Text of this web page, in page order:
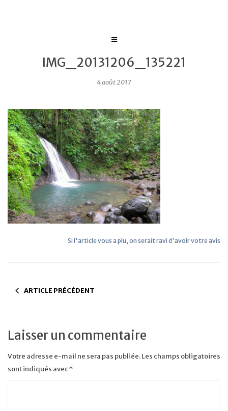
IMG_20131206_135221
4 août 2017
Si l'article vous a plu, on serait ravi d'avoir votre avis
ARTICLE PRÉCÉDENT
Laisser un commentaire
Votre adresse e-mail ne sera pas publiée.Les champs obligatoires
sont indiqués avec*